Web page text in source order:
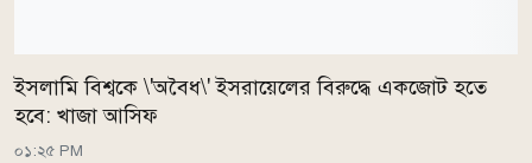
ইসলামি বিশ্বকে \'অবৈধ\' ইসরায়েলের বিরুদ্ধে একজোট হতে
হবে: খাজা আসিফ
০১:২৫ PM